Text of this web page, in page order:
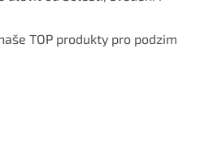
TOP produkty pro podzim